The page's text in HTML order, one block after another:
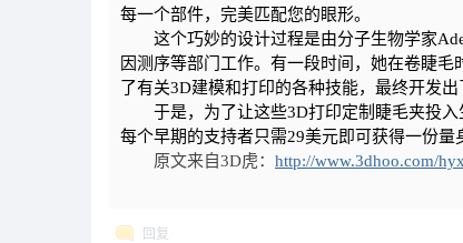
每一个部件，完美匹配您的眼形。
这个巧妙的设计过程是由分子生物学家
因测序等部门工作。有一段时间，她在卷睫
了有关3D建模和打印的各种技能，最终开发出
于是，为了让这些3D打印定制睫毛夹投入
每个早期的支持者只需29美元即可获得一份量
原文来自3D虎： http://www.3dhoo.com/
回复